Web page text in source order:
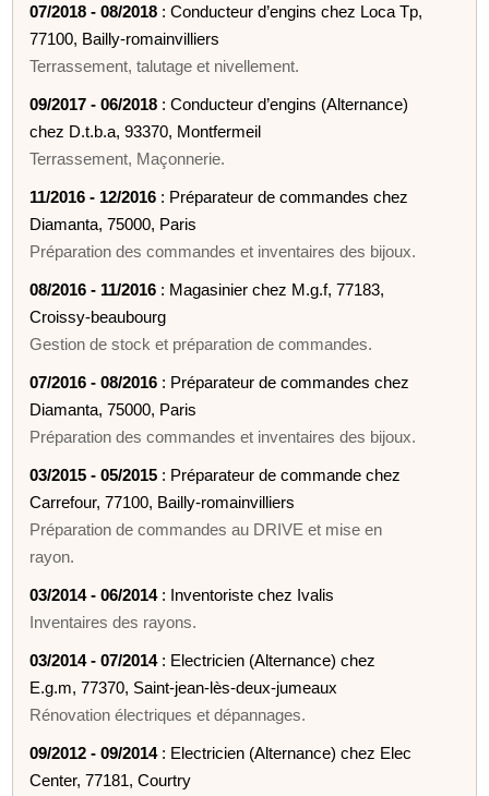
07/2018 - 08/2018 : Conducteur d’engins chez Loca Tp,
77100, Bailly-romainvilliers
Terrassement, talutage et nivellement.
09/2017 - 06/2018 : Conducteur d’engins (Alternance)
chez D.t.b.a, 93370, Montfermeil
Terrassement, Maçonnerie.
11/2016 - 12/2016 : Préparateur de commandes chez
Diamanta, 75000, Paris
Préparation des commandes et inventaires des bijoux.
08/2016 - 11/2016 : Magasinier chez M.g.f, 77183,
Croissy-beaubourg
Gestion de stock et préparation de commandes.
07/2016 - 08/2016 : Préparateur de commandes chez
Diamanta, 75000, Paris
Préparation des commandes et inventaires des bijoux.
03/2015 - 05/2015 : Préparateur de commande chez
Carrefour, 77100, Bailly-romainvilliers
Préparation de commandes au DRIVE et mise en
rayon.
03/2014 - 06/2014: Inventoriste chez Ivalis
Inventaires des rayons.
03/2014 - 07/2014: Electricien (Alternance) chez
E.g.m, 77370, Saint-jean-lès-deux-jumeaux
Rénovation électriques et dépannages.
09/2012 - 09/2014: Electricien (Alternance) chez Elec
Center, 77181, Courtry